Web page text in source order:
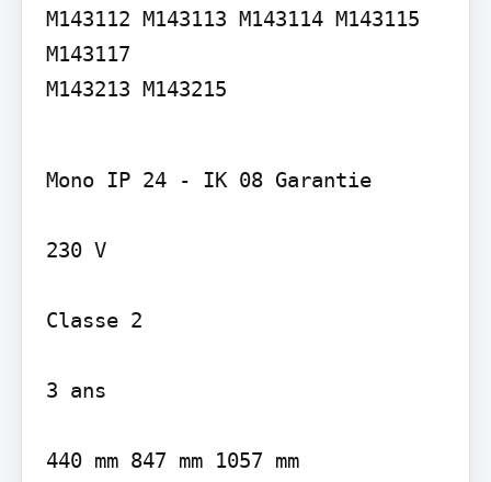
M143112 M143113 M143114 M143115
M143117
M143213 M143215
Mono IP 24 - IK 08 Garantie
230 V
Classe 2
3 ans
440 mm 847 mm 1057 mm